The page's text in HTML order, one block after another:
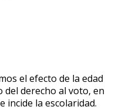
el efecto de la edad
del derecho al voto, en
incide la escolaridad.